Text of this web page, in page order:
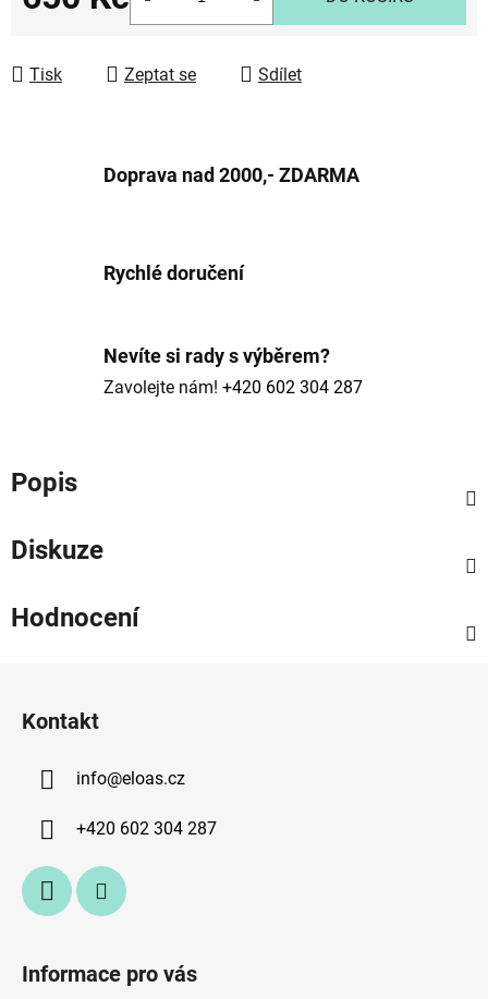
Tisk Zeptat se Sdílet
Doprava nad 2000,- ZDARMA
Rychlé doručení
Nevíte si rady s výběrem?
Zavolejte nám! +420 602 304 287
Popis
Diskuze
Hodnocení
Kontakt
info@eloas.cz
+420 602 304 287
Informace pro vás